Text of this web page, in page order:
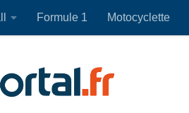
Formule 1 Motocyclette